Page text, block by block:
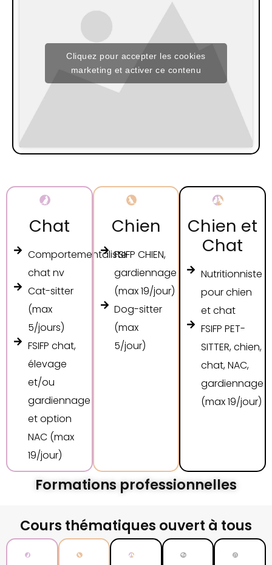
Cliquez pour accepter les cookies
marketing et activer ce contenu
Chat
Comportementaliste
chat nv
Cat-sitter
(max
5/jours)
FSIFP chat,
élevage
et/ou
gardiennage
et option
NAC (max
19/jour)
Chien
FSIFP CHIEN,
gardiennage
(max 19/jour)
Dog-sitter
(max
5/jour)
Chien et
Chat
Nutritionniste
pour chien
et chat
FSIFP PET-
SITTER, chien,
chat, NAC,
gardiennage
(max 19/jour)
Formations professionnelles
Cours thématiques ouvert à tous